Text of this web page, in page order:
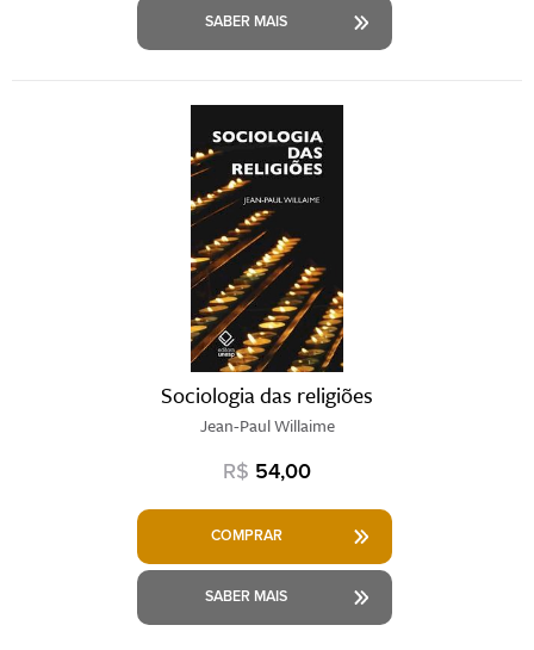
SABER MAIS
Sociologia das religiões
Jean-Paul Willaime
R$ 54,00
COMPRAR
SABER MAIS